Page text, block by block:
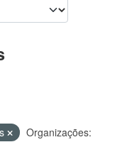
Organizações: